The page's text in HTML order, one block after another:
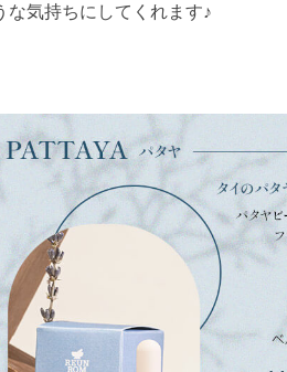
な気持ちにしてくれます♪